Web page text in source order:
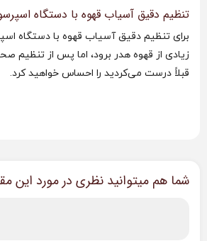
تنظیم دقیق آسیاب قهوه با دستگاه
برای تنظیم دقیق آسیاب قهوه با دستگاه
زیادی از قهوه هدر برود، اما پس از تنظیم
قبلاً درست می‌کردید را احساس خواهید کرد.
شما هم میتوانید نظری در مورد این